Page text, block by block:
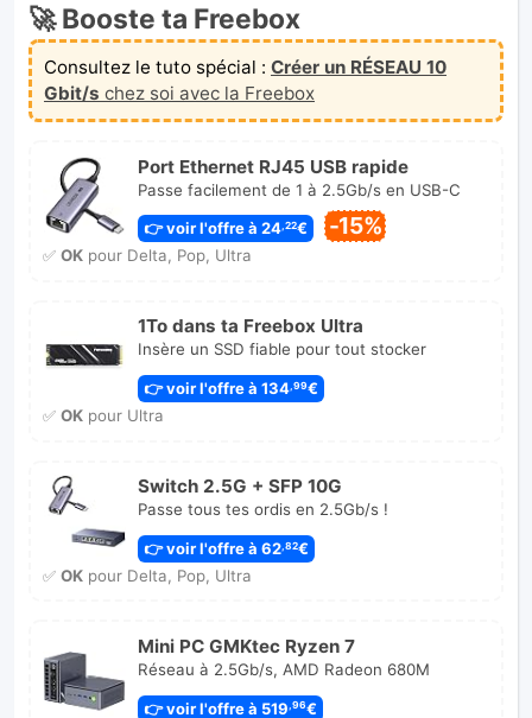
🚀 Booste ta Freebox
Consultez le tuto spécial : Créer un RÉSEAU 10
Gbit/s chez soi avec la Freebox
Port Ethernet RJ45 USB rapide
Passe facilement de 1 à 2.5Gb/s en USB-C
👉 voir l'offre à 24 ,22€ -15%
✅ OKpour Delta, Pop, Ultra
1To dans ta Freebox Ultra
Insère un SSD fiable pour tout stocker
👉 voir l'offre à 134 ,99€
✅ OKpour Ultra
Switch 2.5G + SFP 10G
Passe tous tes ordis en 2.5Gb/s !
👉 voir l'offre à 62,82€
✅ OKpour Delta, Pop, Ultra
Mini PC GMKtec Ryzen 7
Réseau à 2.5Gb/s, AMD Radeon 680M
👉 voir l'offre à 519,96€